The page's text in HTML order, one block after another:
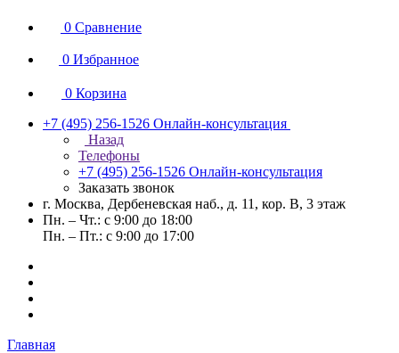
0 Сравнение
0 Избранное
0 Корзина
+7 (495) 256-1526 Онлайн-консультация
Назад
Телефоны
+7 (495) 256-1526 Онлайн-консультация
Заказать звонок
г. Москва, Дербеневская наб., д. 11, кор. В, 3 этаж
Пн. – Чт.: с 9:00 до 18:00
Пн. – Пт.: с 9:00 до 17:00
Главная